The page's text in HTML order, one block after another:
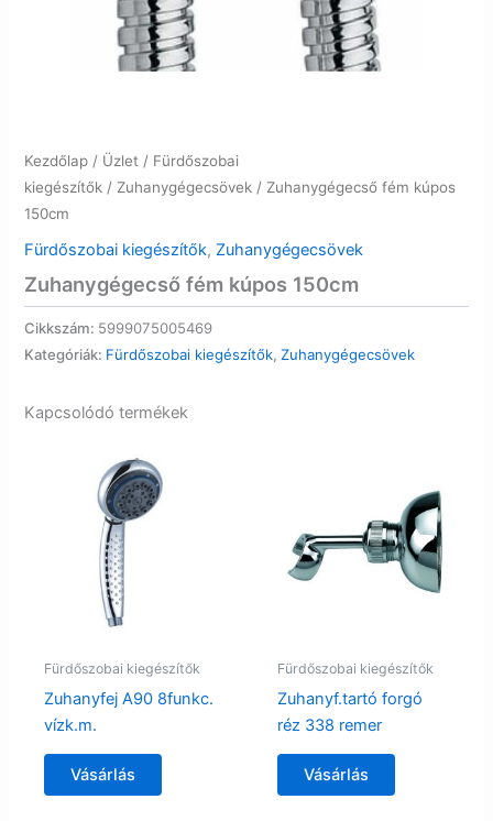
Kezdőlap / Üzlet / Fürdőszobai
kiegészítők / Zuhanygégecsövek / Zuhanygégecső fém kúpos
150cm
Fürdőszobai kiegészítők, Zuhanygégecsövek
Zuhanygégecső fém kúpos 150cm
Cikkszám: 5999075005469
Kategóriák: Fürdőszobai kiegészítők,Zuhanygégecsövek
Kapcsolódó termékek
Fürdőszobai kiegészítők
Zuhanyfej A90 8funkc.
vízk.m.
Vásárlás
Fürdőszobai kiegészítők
Zuhanyf.tartó forgó
réz 338 remer
Vásárlás